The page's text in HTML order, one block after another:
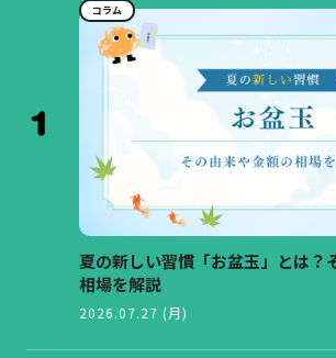
コラム
夏の新しい習慣「お盆玉」とは？
相場を解説
2026.07.27 (月)